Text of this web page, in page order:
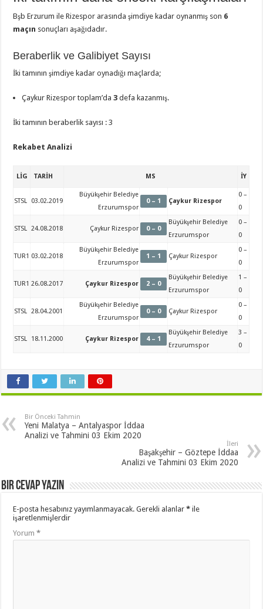
Bşb Erzurum ile Rizespor arasında şimdiye kadar oynanmış son 6
maçın sonuçları aşağıdadır.
Beraberlik ve Galibiyet Sayısı
İki tamının şimdiye kadar oynadığı maçlarda;
Çaykur Rizespor toplam’da3 defa kazanmış.
İki tamının beraberlik sayısı : 3
Rekabet Analizi
LİG TARİH MS İY
STSL 03.02.2019
Büyükşehir Belediye
Erzurumspor
0 – 1 Çaykur Rizespor
0 –
0
STSL 24.08.2018 Çaykur Rizespor 0 – 0
Büyükşehir Belediye
Erzurumspor
0 –
0
TUR1 03.02.2018
Büyükşehir Belediye
Erzurumspor
1 – 1 Çaykur Rizespor
0 –
0
TUR1 26.08.2017 Çaykur Rizespor 2 – 0
Büyükşehir Belediye
Erzurumspor
1 –
0
STSL 28.04.2001
Büyükşehir Belediye
Erzurumspor
0 – 0 Çaykur Rizespor
0 –
0
STSL 18.11.2000 Çaykur Rizespor 4 – 1
Büyükşehir Belediye
Erzurumspor
3 –
0
Bir Önceki Tahmin
Yeni Malatya – Antalyaspor İddaa
Analizi ve Tahmini 03 Ekim 2020
İleri
Başakşehir – Göztepe İddaa
Analizi ve Tahmini 03 Ekim 2020
Bir cevap yazın
E-posta hesabınız yayımlanmayacak. Gerekli alanlar* ile
işaretlenmişlerdir
Yorum*